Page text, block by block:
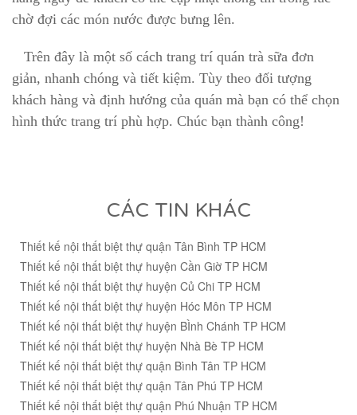
chờ đợi các món nước được bưng lên.
Trên đây là một số cách trang trí quán trà sữa đơn
giản, nhanh chóng và tiết kiệm. Tùy theo đối tượng
khách hàng và định hướng của quán mà bạn có thể chọn
hình thức trang trí phù hợp. Chúc bạn thành công!
CÁC TIN KHÁC
Thiết kế nội thất biệt thự quận Tân Bình TP HCM
Thiết kế nội thất biệt thự huyện Cần Giờ TP HCM
Thiết kế nội thất biệt thự huyện Củ Chi TP HCM
Thiết kế nội thất biệt thự huyện Hóc Môn TP HCM
Thiết kế nội thất biệt thự huyện BÌnh Chánh TP HCM
Thiết kế nội thất biệt thự huyện Nhà Bè TP HCM
Thiết kế nội thất biệt thự quận Bình Tân TP HCM
Thiết kế nội thất biệt thự quận Tân Phú TP HCM
Thiết kế nội thất biệt thự quận Phú Nhuận TP HCM